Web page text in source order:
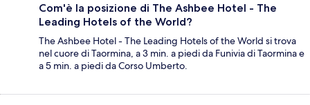
Com'è la posizione di The Ashbee Hotel - The
Leading Hotels of the World?
The Ashbee Hotel - The Leading Hotels of the World si trova
nel cuore di Taormina, a 3 min. a piedi da Funivia di Taormina e
a 5 min. a piedi da Corso Umberto.